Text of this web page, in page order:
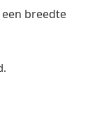
breedte